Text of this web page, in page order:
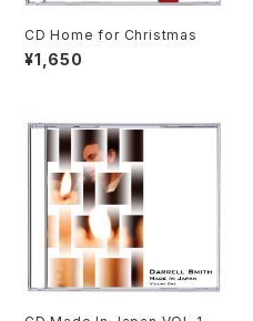
CD Home for Christmas
¥1,650